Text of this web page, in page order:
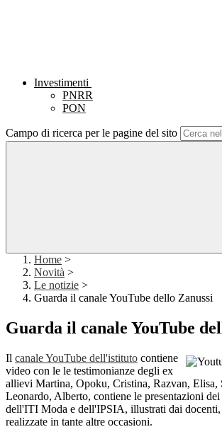
Investimenti
PNRR
PON
Campo di ricerca per le pagine del sito
Home >
Novità >
Le notizie >
Guarda il canale YouTube dello Zanussi
Guarda il canale YouTube
Il canale YouTube dell'istituto contiene
video con le le testimonianze degli ex
allievi Martina, Opoku, Cristina, Razvan, Elisa,
Leonardo, Alberto, contiene le presentazioni
dell'ITI Moda e dell'IPSIA, illustrati dai
realizzate in tante altre occasioni.